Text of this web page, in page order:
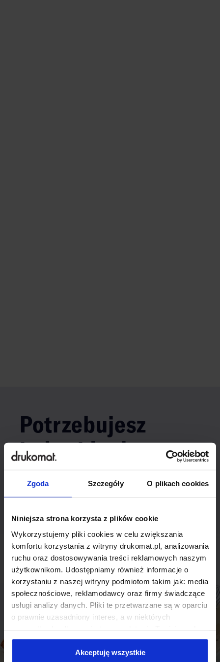
Zgoda Szczegóły O plikach cookies
Niniejsza strona korzysta z plików cookie
Wykorzystujemy pliki cookies w celu zwiększania
komfortu korzystania z witryny drukomat.pl, analizowania
ruchu oraz dostosowywania treści reklamowych naszym
użytkownikom. Udostępniamy również informacje o
korzystaniu z naszej witryny podmiotom takim jak: media
społecznościowe, reklamodawcy oraz firmy świadczące
usługi analizy danych. Pliki te przetwarzane są w oparciu
o prawnie uzasadniony interes, a w niektórych
Niektóre z plików cookies dostarczane i przetwarzane są
przez naszych zewnętrznych partnerów, z których listą
Akceptuję wszystkie
Potrzebujesz
indywidualnego
rozwiązania?
Odezwij się do nas, aby omówić
Skontaktuj się